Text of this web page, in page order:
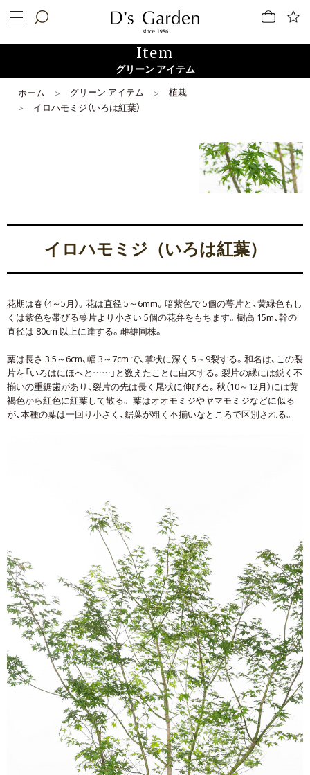
Item
グリーン アイテム
ホーム グリーン アイテム
植栽
イロハモミジ（いろは紅葉）
イロハモミジ（いろは紅葉）
花期は春（4～5月）。花は直径 5～6mm。暗紫色で 5個の萼片と、黄緑色もし
くは紫色を帯びる萼片より小さい 5個の花弁をもちます。樹高 15m、幹の
直径は 80cm 以上に達する。雌雄同株。
葉は長さ 3.5～6cm、幅 3～7cm で、掌状に深く 5～9裂する。和名は、この裂
片を「いろはにほへと……」と数えたことに由来する。裂片の縁には鋭く不
揃いの重鋸歯があり、裂片の先は長く尾状に伸びる。秋（10～12月）には黄
褐色から紅色に紅葉して散る。 葉はオオモミジやヤマモミジなどに似る
が、本種の葉は一回り小さく、鋸葉が粗く不揃いなところで区別される。